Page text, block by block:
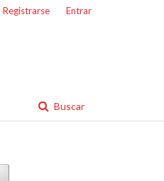
Buscar
Registrarse Entrar